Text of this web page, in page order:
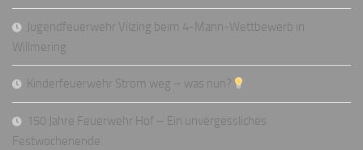
Jugendfeuerwehr Vilzing beim 4-Mann-Wettbewerb in
Willmering
Kinderfeuerwehr Strom weg – was nun?
150 Jahre Feuerwehr Hof – Ein unvergessliches
Festwochenende